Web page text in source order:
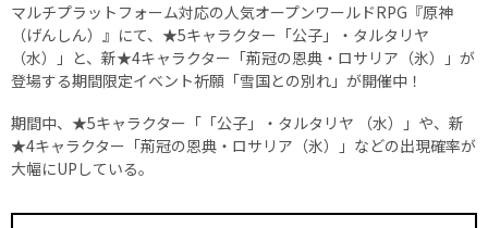
マルチプラットフォーム対応の人気オープンワールドRPG『原神
（げんしん）』にて、★5キャラクター「公子」・タルタリヤ
（水）」と、新★4キャラクター「荊冠の恩典・ロサリア（氷）」が
登場する期間限定イベント祈願「雪国との別れ」が開催中！
期間中、★5キャラクター「「公子」・タルタリヤ （水）」や、新
★4キャラクター「荊冠の恩典・ロサリア（氷）」などの出現確率が
大幅にUPしている。